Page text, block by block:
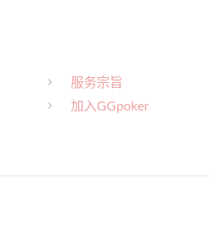
服务宗旨
加入GGpoker